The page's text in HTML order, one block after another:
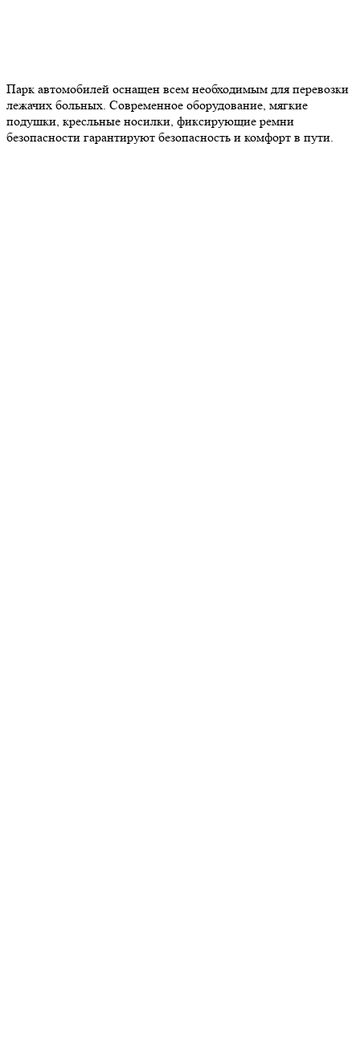
Парк автомобилей оснащен всем необходимым для перевозки
лежачих больных. Современное оборудование, мягкие
подушки, кресльные носилки, фиксирующие ремни
безопасности гарантируют безопасность и комфорт в пути.